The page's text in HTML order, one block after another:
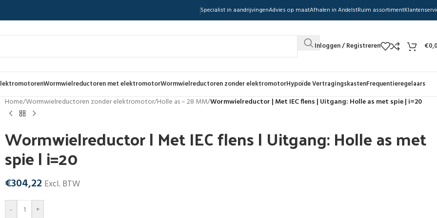
Specialist in aandrijvingenAdvies op maatAfhalen in AndelstRuim assortiment
Inloggen / Registreren €
Wormwielreductoren met elektromotorWormwielreductoren zonder elektromotorHypoïde VertragingskastenFrequentieregelaars
Home/Wormwielreductoren zonder elektromotor/Holle as – 28 MM/Wormwielreductor | Met IEC flens | Uitgang: Holle as met spie | i=20
Wormwielreductor | Met IEC flens | Uitgang: Holle as met
spie | i=20
€304,22 Excl. BTW
- +